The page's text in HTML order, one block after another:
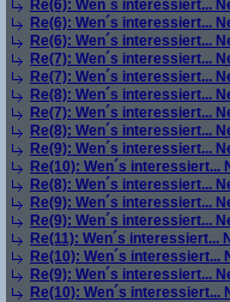
Re(6): Wen´s interessiert...
Re(6): Wen´s interessiert...
Re(6): Wen´s interessiert...
Re(7): Wen´s interessiert...
Re(7): Wen´s interessiert...
Re(8): Wen´s interessiert...
Re(7): Wen´s interessiert...
Re(8): Wen´s interessiert...
Re(9): Wen´s interessiert...
Re(10): Wen´s interessiert...
Re(8): Wen´s interessiert...
Re(9): Wen´s interessiert...
Re(9): Wen´s interessiert...
Re(11): Wen´s interessiert...
Re(10): Wen´s interessiert...
Re(9): Wen´s interessiert...
Re(10): Wen´s interessiert...